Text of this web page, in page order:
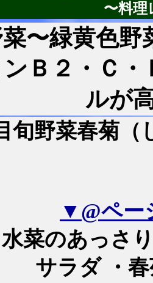
〜料理
〜緑黄色
ンＢ２・Ｃ
ルが
旬野菜春菊（
▼@ペー
水菜のあっさ
サラダ ・